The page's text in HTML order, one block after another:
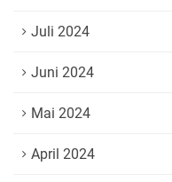
Juli 2024
Juni 2024
Mai 2024
April 2024